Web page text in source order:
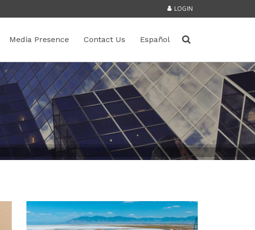
LOGIN
Media Presence Contact Us Español